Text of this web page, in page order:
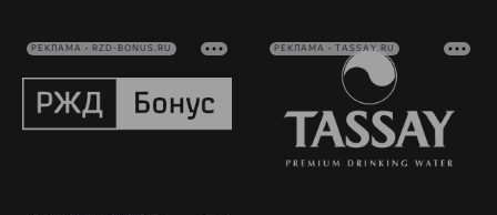
РЕКЛАМА • RZD-BONUS.RU РЕКЛАМА • TASSAY.RU